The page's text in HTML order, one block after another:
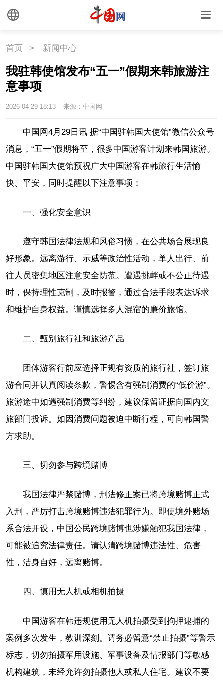
首页 > 新闻中心
我驻韩使馆发布“五一”假期来韩旅游注
意事项
2026-04-29 18:13 来源：中国网
中国网4月29日讯 据“中国驻韩国大使馆”微信公众号
消息，“五一”假期将至，很多中国游客计划来韩国旅游。
中国驻韩国大使馆预祝广大中国游客在韩旅行生活愉
快、平安，同时提醒以下注意事项：
一、强化安全意识
遵守韩国法律法规和风俗习惯，在公共场合展现良
好形象。远离游行、示威等政治性活动，单人出行、前
往人员密集地区注意安全防范。遭遇挑衅或不公正待遇
时，保持理性克制，及时报警，通过合法手段表达诉求
和维护自身权益。谨慎选择多人混宿的廉价旅馆。
二、甄别旅行社和旅游产品
团体游客行前应选择正规有资质的旅行社，签订旅
游合同并认真阅读条款，警惕含有强制消费的“低价游”。
旅游途中如遇强制消费等纠纷，建议保留证据向国内文
旅部门投诉。如因消费问题被迫中断行程，可向韩国警
方求助。
三、切勿参与跨境赌博
我国法律严禁赌博，刑法修正案已将跨境赌博正式
入刑，严厉打击跨境赌博违法犯罪行为。即使境外赌场
系合法开设，中国公民跨境赌博也涉嫌触犯我国法律，
可能被追究法律责任。请认清跨境赌博违法性、危害
性，洁身自好，远离赌博。
四、慎用无人机或相机拍摄
中国游客在韩违规使用无人机拍摄受到拘押逮捕的
案例多次发生，教训深刻。请务必留意“禁止拍摄”等警示
标志，切勿拍摄军用设施、军事设备及情报部门等敏感
机构建筑，未经允许勿拍摄他人或私人住宅。建议不要